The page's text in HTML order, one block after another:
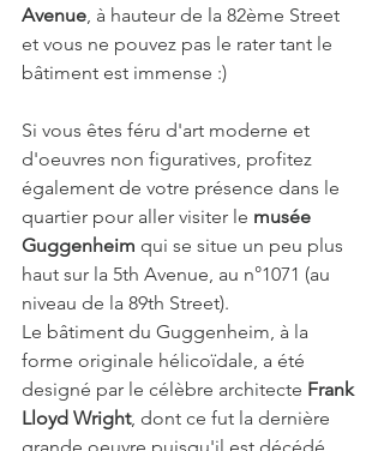
Avenue, à hauteur de la 82ème Street
et vous ne pouvez pas le rater tant le
bâtiment est immense :)
Si vous êtes féru d'art moderne et
d'oeuvres non figuratives, profitez
également de votre présence dans le
quartier pour aller visiter le musée
Guggenheim qui se situe un peu plus
haut sur la 5th Avenue, au n°1071 (au
niveau de la 89th Street).
Le bâtiment du Guggenheim, à la
forme originale hélicoïdale, a été
designé par le célèbre architecte Frank
Lloyd Wright, dont ce fut la dernière